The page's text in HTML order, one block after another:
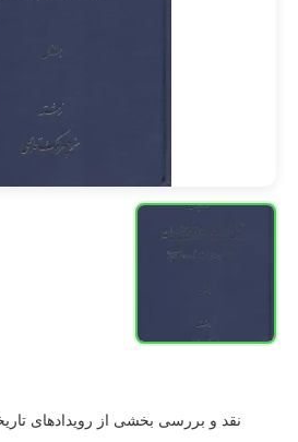
نقد و بررسی بخشی از رویدادهای